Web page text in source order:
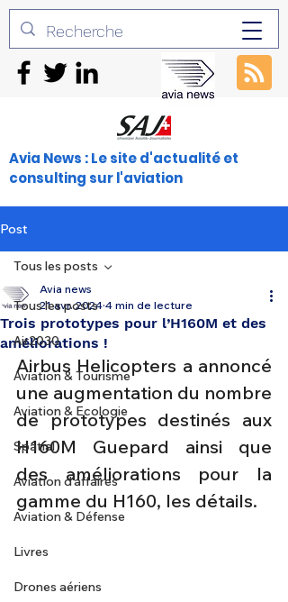
Avia News : Le site d'actualité et
consulting sur l'aviation
Post
Tous les posts
Air2030
Aviation & Tourisme
Aviation & Ecologie
Spatial
Aviation d'affaires
Aviation & Défense
Livres
Drones aériens
Tous les posts
Trois prototypes pour l’H160M et des
améliorations !
Avia news
21 avr. 2024 4 min de lecture
Airbus Helicopters a annoncé
une augmentation du nombre
de prototypes destinés aux
H160M Guepard ainsi que
des améliorations pour la
gamme du H160, les détails.